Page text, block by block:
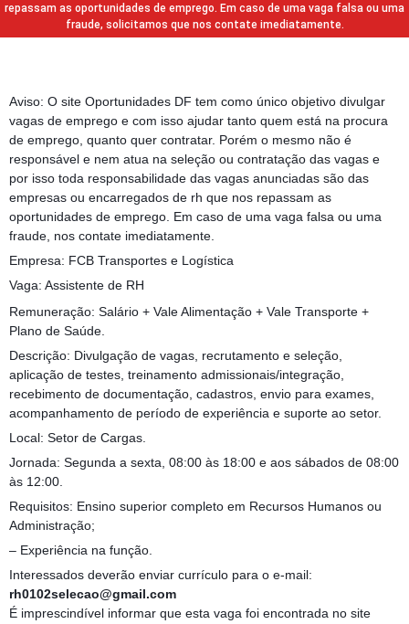
repassam as oportunidades de emprego. Em caso de uma vaga falsa ou uma
fraude, solicitamos que nos contate imediatamente.
Aviso: O site Oportunidades DF tem como único objetivo divulgar
vagas de emprego e com isso ajudar tanto quem está na procura
de emprego, quanto quer contratar. Porém o mesmo não é
responsável e nem atua na seleção ou contratação das vagas e
por isso toda responsabilidade das vagas anunciadas são das
empresas ou encarregados de rh que nos repassam as
oportunidades de emprego. Em caso de uma vaga falsa ou uma
fraude, nos contate imediatamente.
Empresa: FCB Transportes e Logística
Vaga: Assistente de RH
Remuneração: Salário + Vale Alimentação + Vale Transporte +
Plano de Saúde.
Descrição: Divulgação de vagas, recrutamento e seleção,
aplicação de testes, treinamento admissionais/integração,
recebimento de documentação, cadastros, envio para exames,
acompanhamento de período de experiência e suporte ao setor.
Local: Setor de Cargas.
Jornada: Segunda a sexta, 08:00 às 18:00 e aos sábados de 08:00
às 12:00.
Requisitos: Ensino superior completo em Recursos Humanos ou
Administração;
– Experiência na função.
Interessados deverão enviar currículo para o e-mail:
rh0102selecao@gmail.com
É imprescindível informar que esta vaga foi encontrada no site